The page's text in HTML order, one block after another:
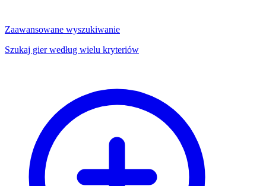
Zaawansowane wyszukiwanie
Szukaj gier według wielu kryteriów